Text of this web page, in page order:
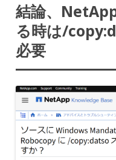
結論、
る時は/
必要